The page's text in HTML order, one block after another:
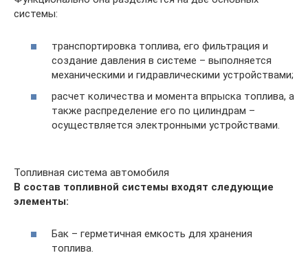
системы:
транспортировка топлива, его фильтрация и
создание давления в системе – выполняется
механическими и гидравлическими устройствами;
расчет количества и момента впрыска топлива, а
также распределение его по цилиндрам –
осуществляется электронными устройствами.
Топливная система автомобиля
В состав топливной системы входят следующие
элементы:
Бак – герметичная емкость для хранения
топлива.